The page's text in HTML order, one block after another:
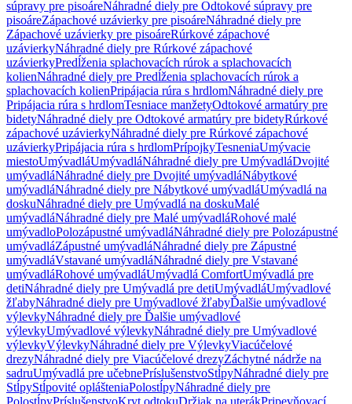
súpravy pre pisoáreNáhradné diely pre Odtokové súpravy pre
pisoáreZápachové uzávierky pre pisoáreNáhradné diely pre
Zápachové uzávierky pre pisoáreRúrkové zápachové
uzávierkyNáhradné diely pre Rúrkové zápachové
uzávierkyPredĺženia splachovacích rúrok a splachovacích
kolienNáhradné diely pre Predĺženia splachovacích rúrok a
splachovacích kolienPripájacia rúra s hrdlomNáhradné diely pre
Pripájacia rúra s hrdlomTesniace manžetyOdtokové armatúry pre
bidetyNáhradné diely pre Odtokové armatúry pre bidetyRúrkové
zápachové uzávierkyNáhradné diely pre Rúrkové zápachové
uzávierkyPripájacia rúra s hrdlomPrípojkyTesneniaUmývacie
miestoUmývadláUmývadláNáhradné diely pre UmývadláDvojité
umývadláNáhradné diely pre Dvojité umývadláNábytkové
umývadláNáhradné diely pre Nábytkové umývadláUmývadlá na
doskuNáhradné diely pre Umývadlá na doskuMalé
umývadláNáhradné diely pre Malé umývadláRohové malé
umývadloPolozápustné umývadláNáhradné diely pre Polozápustné
umývadláZápustné umývadláNáhradné diely pre Zápustné
umývadláVstavané umývadláNáhradné diely pre Vstavané
umývadláRohové umývadláUmývadlá ComfortUmývadlá pre
detiNáhradné diely pre Umývadlá pre detiUmývadláUmývadlové
žľabyNáhradné diely pre Umývadlové žľabyĎalšie umývadlové
výlevkyNáhradné diely pre Ďalšie umývadlové
výlevkyUmývadlové výlevkyNáhradné diely pre Umývadlové
výlevkyVýlevkyNáhradné diely pre VýlevkyViacúčelové
drezyNáhradné diely pre Viacúčelové drezyZáchytné nádrže na
sadruUmývadlá pre učebnePríslušenstvoStĺpyNáhradné diely pre
StĺpyStĺpovité oplášteniaPolostĺpyNáhradné diely pre
PolostĺpyPríslušenstvoKryt odtokuDržiak na uterákPripevňovací